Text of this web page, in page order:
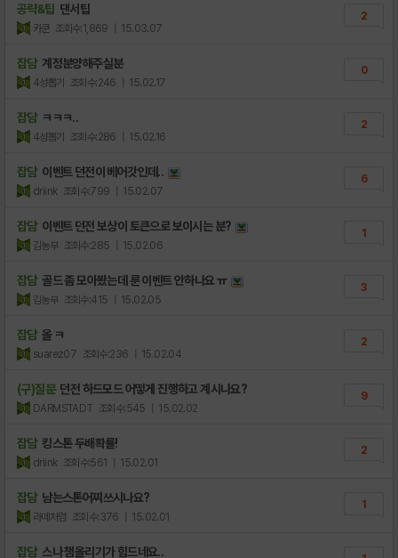
공략&팁 댄서팁
카쿤 조회수:1,869 | 15.03.07
2
잡담 계정분양해주실분
4성뽑기 조회수:246 | 15.02.17
0
잡담 ㅋㅋㅋ..
4성뽑기 조회수:286 | 15.02.16
2
잡담 이벤트 던전이 베어갓인데..
driink 조회수:799 | 15.02.07
6
잡담 이벤트 던전 보상이 토큰으로 보이시는 분?
김농부 조회수:285 | 15.02.06
1
잡담 골드 좀 모아봤는데 룬 이벤트 안하나요 ㅠ
김농부 조회수:415 | 15.02.05
3
잡담 올 ㅋ
suarez07 조회수:236 | 15.02.04
2
(구)질문 던전 하드모드 어떻게 진행하고 계시나요?
DARMSTADT 조회수:545 | 15.02.02
9
잡담 킹스톤 두배확률!
driink 조회수:561 | 15.02.01
2
잡담 남는스톤어찌쓰시나요?
라떼처럼 조회수:376 | 15.02.01
1
잡담 스나 챔올리기가 힘드네요..